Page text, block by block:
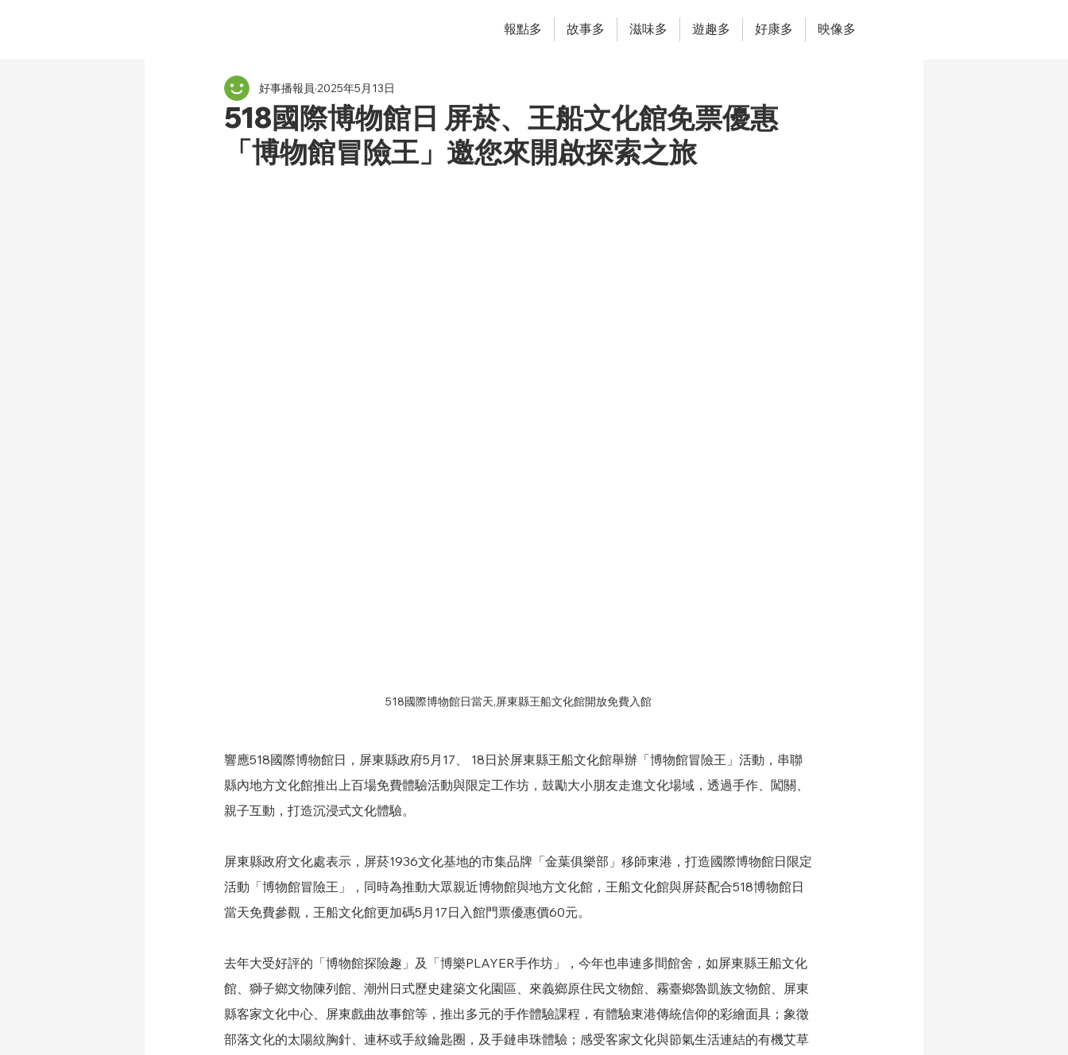
報點多 故事多 滋味多 遊趣多 好康多 映像多
518國際博物館日 屏菸、王船文化館免票優惠
「博物館冒險王」邀您來開啟探索之旅
好事播報員 2025年5月13日
518國際博物館日當天,屏東縣王船文化館開放免費入館
響應518國際博物館日，屏東縣政府5月17、 18日於屏東縣王船文化館舉辦「博物館冒險王」活動，串聯
縣內地方文化館推出上百場免費體驗活動與限定工作坊，鼓勵大小朋友走進文化場域，透過手作、闖關、
親子互動，打造沉浸式文化體驗。
屏東縣政府文化處表示，屏菸1936文化基地的市集品牌「金葉俱樂部」移師東港，打造國際博物館日限定
活動「博物館冒險王」，同時為推動大眾親近博物館與地方文化館，王船文化館與屏菸配合518博物館日
當天免費參觀，王船文化館更加碼5月17日入館門票優惠價60元。
去年大受好評的「博物館探險趣」及「博樂PLAYER手作坊」，今年也串連多間館舍，如屏東縣王船文化
館、獅子鄉文物陳列館、潮州日式歷史建築文化園區、來義鄉原住民文物館、霧臺鄉魯凱族文物館、屏東
縣客家文化中心、屏東戲曲故事館等，推出多元的手作體驗課程，有體驗東港傳統信仰的彩繪面具；象徵
部落文化的太陽紋胸針、連杯或手紋鑰匙圈，及手鏈串珠體驗；感受客家文化與節氣生活連結的有機艾草